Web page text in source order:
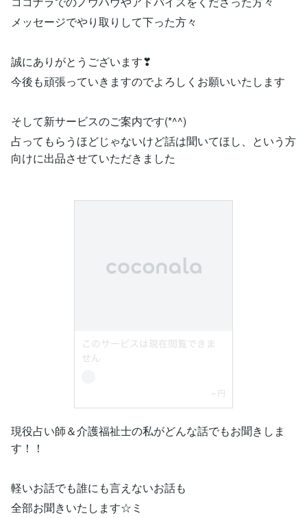
メッセージでやり取りして下った方々
誠にありがとうございます❣
今後も頑張っていきますのでよろしくお願いいたします
そして新サービスのご案内です(*^^)
占ってもらうほどじゃないけど話は聞いてほし、という方
向けに出品させていただきました
現役占い師＆介護福祉士の私がどんな話でもお聞きしま
す！！
軽いお話でも誰にも言えないお話も
全部お聞きいたします☆ミ